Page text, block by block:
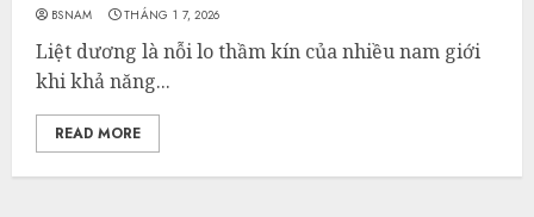
BSNAM THÁNG 1 7, 2026
Liệt dương là nỗi lo thầm kín của nhiều nam giới
khi khả năng...
READ MORE